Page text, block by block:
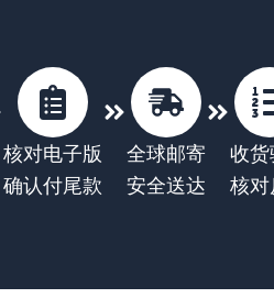
核对电子版
确认付尾款
全球邮寄
安全送达
收货
核